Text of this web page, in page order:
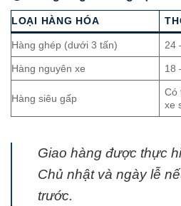
LOẠI HÀNG HÓA
Hàng ghép (dưới 3 tấn) 24
Hàng nguyên xe 18
Hàng siêu gấp
Có
xe
Giao hàng được thực
Chủ nhật và ngày lễ
trước.